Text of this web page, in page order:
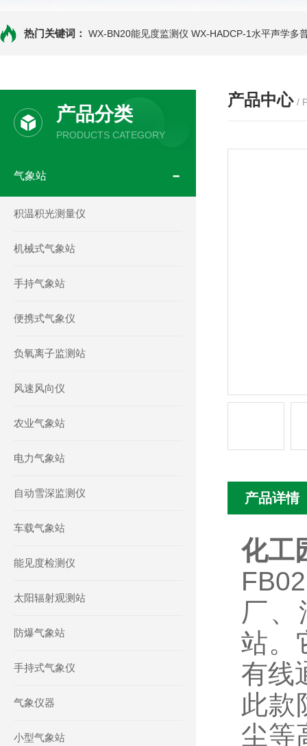
热门关键词： WX-BN20能见度监测仪 WX-HADCP-1水平声学多
产品分类
PRODUCTS CATEGORY
气象站
积温积光测量仪
机械式气象站
手持气象站
便携式气象仪
负氧离子监测站
风速风向仪
农业气象站
电力气象站
自动雪深监测仪
车载气象站
能见度检测仪
太阳辐射观测站
防爆气象站
手持式气象仪
气象仪器
小型气象站
产品中心 /
产品详情
化工
厂
站。
有线
此款
尘等